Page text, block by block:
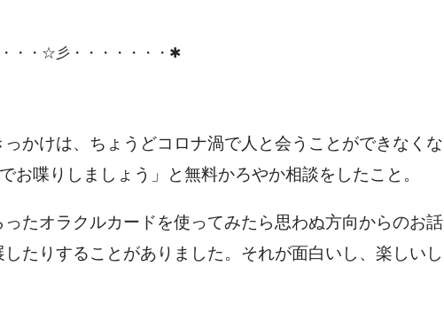
・・☆彡・・・・・・・✱
かけは、ちょうどコロナ渦で人と会うことができなくな
お喋りしましょう」と無料かろやか相談をしたこと。
たオラクルカードを使ってみたら思わぬ方向からのお話
たりすることがありました。それが面白いし、楽しいし